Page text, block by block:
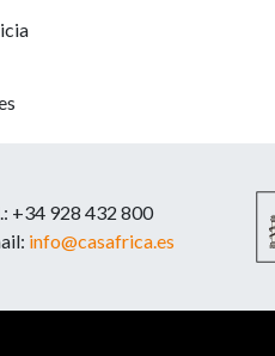
+34 928 432 800
info@casafrica.es